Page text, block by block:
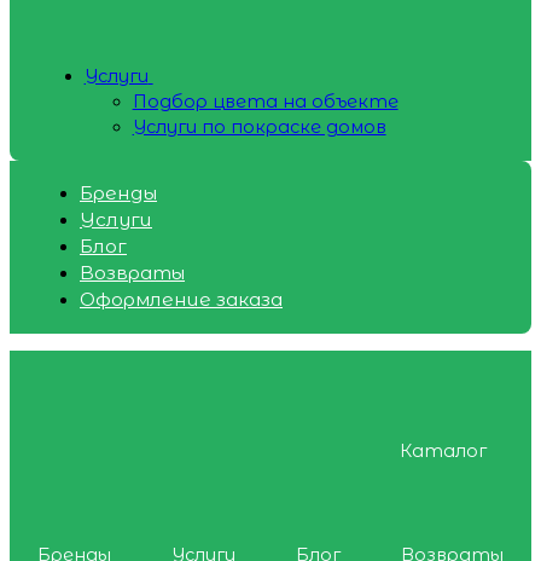
Услуги
Подбор цвета на объекте
Услуги по покраске домов
Бренды
Услуги
Блог
Возвраты
Оформление заказа
Каталог
Бренды Услуги Блог
Возвраты